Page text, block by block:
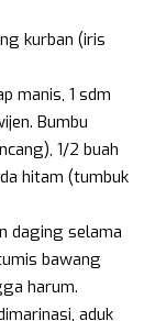
kurban (iris
manis, 1 sdm
Bumbu
1/2 buah
hitam (tumbuk
daging selama
bawang
harum.
aduk